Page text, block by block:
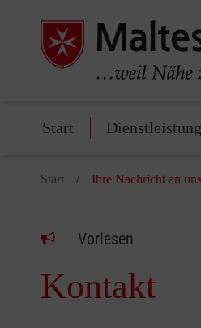
Start
Start Ihre Nachricht an uns
Vorlesen
Kontakt